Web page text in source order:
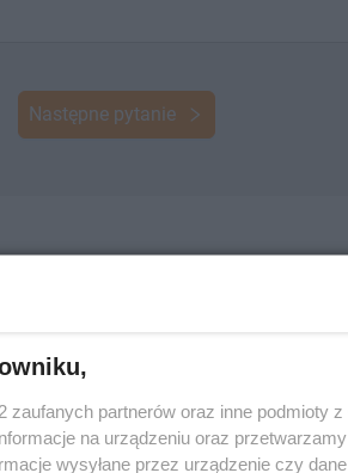
Następne pytanie
zaufanych partnerów oraz inne podmioty
na urządzeniu oraz
wysyłane przez urządzenie czy